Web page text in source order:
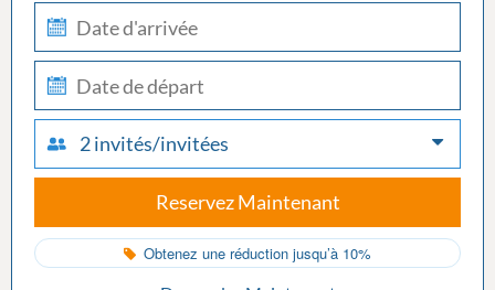
check-
in
check-
out
2 invités/invitées
Reservez Maintenant
Obtenez une réduction jusqu’à 10%